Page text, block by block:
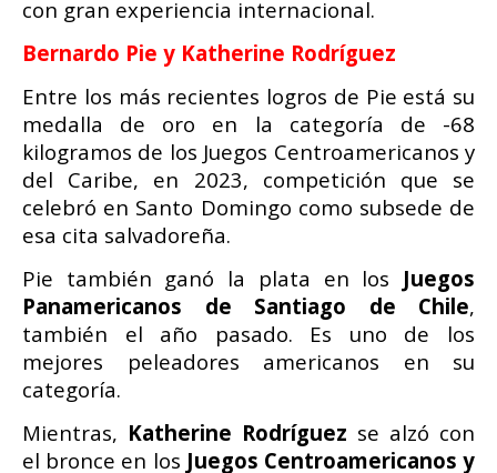
con gran experiencia internacional.
Bernardo Pie y Katherine Rodríguez
Entre los más recientes logros de Pie está su
medalla de oro en la categoría de -68
kilogramos de los Juegos Centroamericanos y
del Caribe, en 2023, competición que se
celebró en Santo Domingo como subsede de
esa cita salvadoreña.
Pie también ganó la plata en los Juegos
Panamericanos de Santiago de Chile,
también el año pasado. Es uno de los
mejores peleadores americanos en su
categoría.
Mientras, Katherine Rodríguez se alzó con
el bronce en los Juegos Centroamericanos y